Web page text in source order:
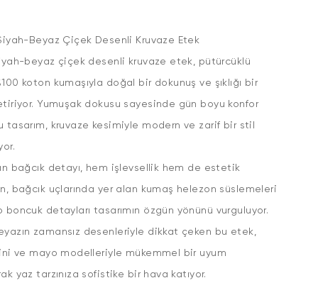
Beyaz Çiçek Desenli Kruvaze Etek
beyaz çiçek desenli kruvaze etek, pütürcüklü
koton kumaşıyla doğal bir dokunuş ve şıklığı bir
Yumuşak dokusu sayesinde gün boyu konfor
tasarım, kruvaze kesimiyle modern ve zarif bir stil
bağcık detayı, hem işlevsellik hem de estetik
bağcık uçlarında yer alan kumaş helezon süslemeleri
boncuk detayları tasarımın özgün yönünü vurguluyor.
zamansız desenleriyle dikkat çeken bu etek,
ve mayo modelleriyle mükemmel bir uyum
yaz tarzınıza sofistike bir hava katıyor.